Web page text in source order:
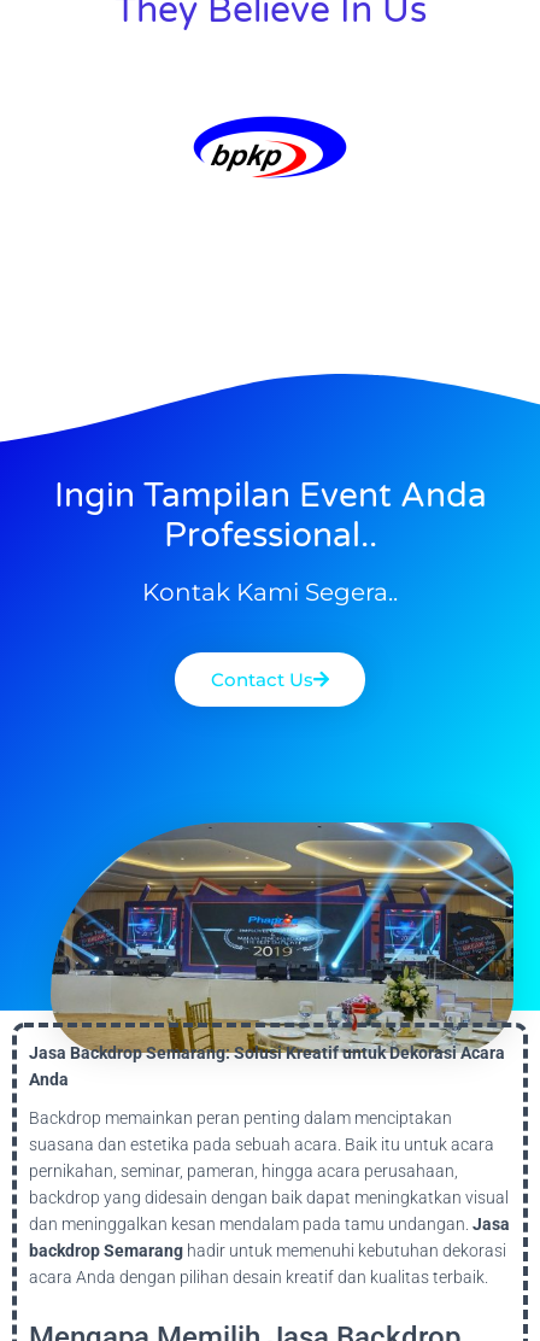
They Believe In Us
Ingin Tampilan Event Anda
Professional..
Kontak Kami Segera..
Contact Us
Jasa Backdrop Semarang: Solusi Kreatif untuk Dekorasi Acara
Anda
Backdrop memainkan peran penting dalam menciptakan
suasana dan estetika pada sebuah acara. Baik itu untuk acara
pernikahan, seminar, pameran, hingga acara perusahaan,
backdrop yang didesain dengan baik dapat meningkatkan visual
dan meninggalkan kesan mendalam pada tamu undangan. Jasa
backdrop Semarang hadir untuk memenuhi kebutuhan dekorasi
acara Anda dengan pilihan desain kreatif dan kualitas terbaik.